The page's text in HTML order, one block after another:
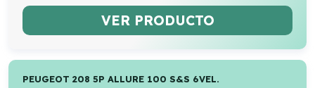
VER PRODUCTO
PEUGEOT 208 5P ALLURE 100 S&S 6VEL.